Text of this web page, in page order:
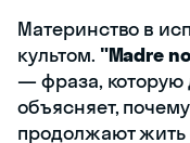
Материнство в
культом. "Madre
— фраза, которую
объясняет,
продолжают жить